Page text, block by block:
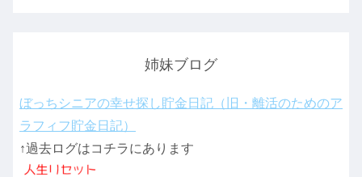
姉妹ブログ
ぼっちシニアの幸せ探し貯金日記（旧・離活のためのア
ラフィフ貯金日記）
↑過去ログはコチラにあります